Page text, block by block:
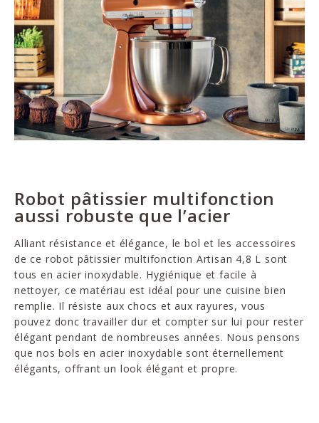
Robot pâtissier multifonction
aussi robuste que l’acier
Alliant résistance et élégance, le bol et les accessoires
de ce robot pâtissier multifonction Artisan 4,8 L sont
tous en acier inoxydable. Hygiénique et facile à
nettoyer, ce matériau est idéal pour une cuisine bien
remplie. Il résiste aux chocs et aux rayures, vous
pouvez donc travailler dur et compter sur lui pour rester
élégant pendant de nombreuses années. Nous pensons
que nos bols en acier inoxydable sont éternellement
élégants, offrant un look élégant et propre.